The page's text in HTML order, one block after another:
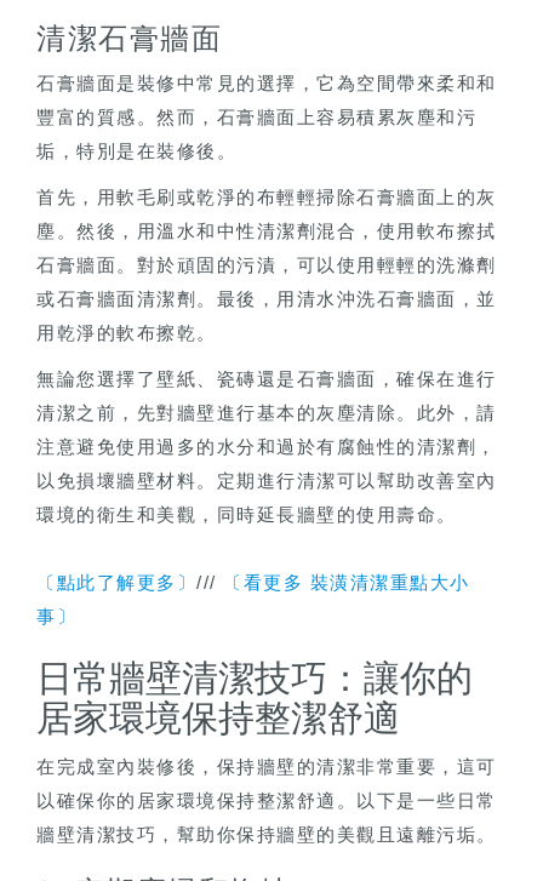
清潔石膏牆面
石膏牆面是裝修中常見的選擇，它為空間帶來柔和和
豐富的質感。然而，石膏牆面上容易積累灰塵和污
垢，特別是在裝修後。
首先，用軟毛刷或乾淨的布輕輕掃除石膏牆面上的灰
塵。然後，用溫水和中性清潔劑混合，使用軟布擦拭
石膏牆面。對於頑固的污漬，可以使用輕輕的洗滌劑
或石膏牆面清潔劑。最後，用清水沖洗石膏牆面，並
用乾淨的軟布擦乾。
無論您選擇了壁紙、瓷磚還是石膏牆面，確保在進行
清潔之前，先對牆壁進行基本的灰塵清除。此外，請
注意避免使用過多的水分和過於有腐蝕性的清潔劑，
以免損壞牆壁材料。定期進行清潔可以幫助改善室內
環境的衛生和美觀，同時延長牆壁的使用壽命。
〔點此了解更多〕 ///
〔看更多 裝潢清潔重點大小
事〕
日常牆壁清潔技巧：讓你的
居家環境保持整潔舒適
在完成室內裝修後，保持牆壁的清潔非常重要，這可
以確保你的居家環境保持整潔舒適。以下是一些日常
牆壁清潔技巧，幫助你保持牆壁的美觀且遠離污垢。